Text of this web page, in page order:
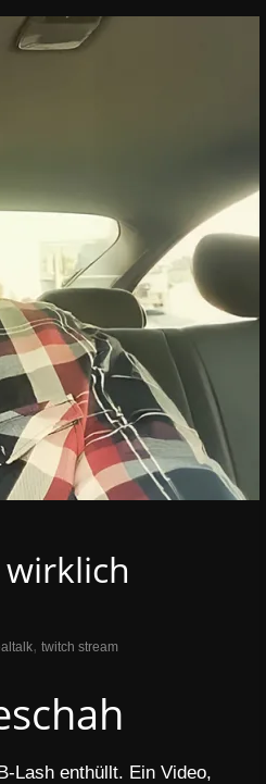
, twitch stream
Lash enthüllt. Ein Video,